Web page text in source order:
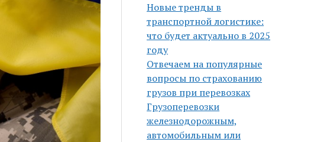
Новые тренды в
транспортной логистике:
что будет актуально в 2025
году
Отвечаем на популярные
вопросы по страхованию
грузов при перевозках
Грузоперевозки
железнодорожным,
автомобильным или